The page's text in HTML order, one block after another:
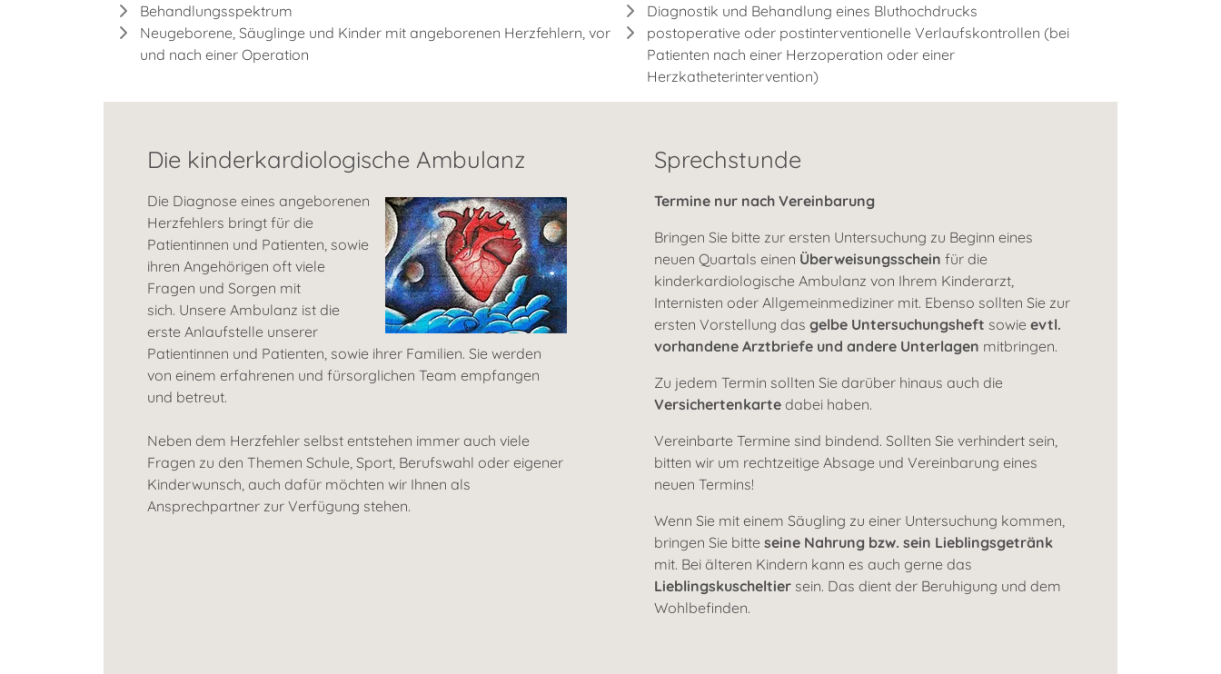
Behandlungsspektrum
Neugeborene, Säuglinge und Kinder mit angeborenen Herzfehlern, vor
und nach einer Operation
Diagnostik und Behandlung eines Bluthochdrucks
postoperative oder postinterventionelle Verlaufskontrollen (bei
Patienten nach einer Herzoperation oder einer
Herzkatheterintervention)
Die kinderkardiologische Ambulanz
Die Diagnose eines angeborenen
Herzfehlers bringt für die
Patientinnen und Patienten, sowie
ihren Angehörigen oft viele
Fragen und Sorgen mit
sich. Unsere Ambulanz ist die
erste Anlaufstelle unserer
Patientinnen und Patienten, sowie ihrer Familien. Sie werden
von einem erfahrenen und fürsorglichen Team empfangen
und betreut.
Neben dem Herzfehler selbst entstehen immer auch viele
Fragen zu den Themen Schule, Sport, Berufswahl oder eigener
Kinderwunsch, auch dafür möchten wir Ihnen als
Ansprechpartner zur Verfügung stehen.
Sprechstunde
Termine nur nach Vereinbarung
Bringen Sie bitte zur ersten Untersuchung zu Beginn eines
neuen Quartals einen Überweisungsschein für die
kinderkardiologische Ambulanz von Ihrem Kinderarzt,
Internisten oder Allgemeinmediziner mit. Ebenso sollten Sie zur
ersten Vorstellung das gelbe Untersuchungsheft sowie evtl.
vorhandene Arztbriefe und andere Unterlagen mitbringen.
Zu jedem Termin sollten Sie darüber hinaus auch die
Versichertenkarte dabei haben.
Vereinbarte Termine sind bindend. Sollten Sie verhindert sein,
bitten wir um rechtzeitige Absage und Vereinbarung eines
neuen Termins!
Wenn Sie mit einem Säugling zu einer Untersuchung kommen,
bringen Sie bitte seine Nahrung bzw. sein Lieblingsgetränk
mit. Bei älteren Kindern kann es auch gerne das
Lieblingskuscheltier sein. Das dient der Beruhigung und dem
Wohlbefinden.